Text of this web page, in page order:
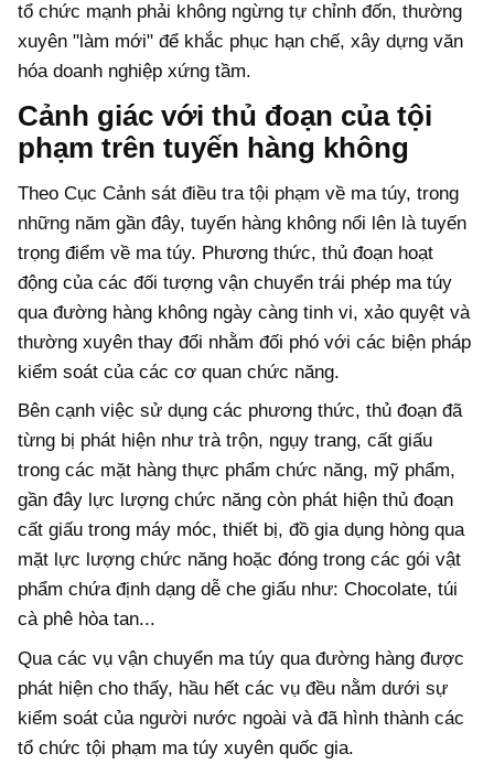
tổ chức mạnh phải không ngừng tự chỉnh đốn, thường
xuyên "làm mới" để khắc phục hạn chế, xây dựng văn
hóa doanh nghiệp xứng tầm.
Cảnh giác với thủ đoạn của tội
phạm trên tuyến hàng không
Theo Cục Cảnh sát điều tra tội phạm về ma túy, trong
những năm gần đây, tuyến hàng không nổi lên là tuyến
trọng điểm về ma túy. Phương thức, thủ đoạn hoạt
động của các đối tượng vận chuyển trái phép ma túy
qua đường hàng không ngày càng tinh vi, xảo quyệt và
thường xuyên thay đổi nhằm đối phó với các biện pháp
kiểm soát của các cơ quan chức năng.
Bên cạnh việc sử dụng các phương thức, thủ đoạn đã
từng bị phát hiện như trà trộn, ngụy trang, cất giấu
trong các mặt hàng thực phẩm chức năng, mỹ phẩm,
gần đây lực lượng chức năng còn phát hiện thủ đoạn
cất giấu trong máy móc, thiết bị, đồ gia dụng hòng qua
mặt lực lượng chức năng hoặc đóng trong các gói vật
phẩm chứa định dạng dễ che giấu như: Chocolate, túi
cà phê hòa tan...
Qua các vụ vận chuyển ma túy qua đường hàng được
phát hiện cho thấy, hầu hết các vụ đều nằm dưới sự
kiểm soát của người nước ngoài và đã hình thành các
tổ chức tội phạm ma túy xuyên quốc gia.